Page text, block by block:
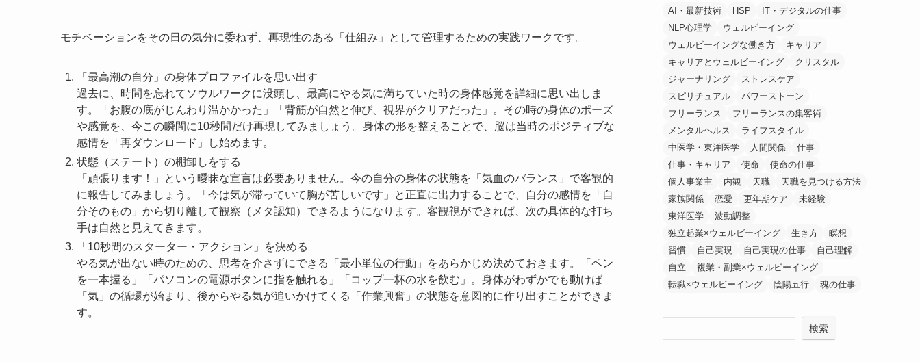
モチベーションをその日の気分に委ねず、再現性のある「仕組み」として管理するための実践ワークです。
「最高潮の自分」の身体プロファイルを思い出す
過去に、時間を忘れてソウルワークに没頭し、最高にやる気に満ちていた時の身体感覚を詳細に思い出しま
す。「お腹の底がじんわり温かかった」「背筋が自然と伸び、視界がクリアだった」。その時の身体のポーズ
や感覚を、今この瞬間に10秒間だけ再現してみましょう。身体の形を整えることで、脳は当時のポジティブな
感情を「再ダウンロード」し始めます。
状態（ステート）の棚卸しをする
「頑張ります！」という曖昧な宣言は必要ありません。今の自分の身体の状態を「気血のバランス」で客観的
に報告してみましょう。「今は気が滞っていて胸が苦しいです」と正直に出力することで、自分の感情を「自
分そのもの」から切り離して観察（メタ認知）できるようになります。客観視ができれば、次の具体的な打ち
手は自然と見えてきます。
「10秒間のスターター・アクション」を決める
やる気が出ない時のための、思考を介さずにできる「最小単位の行動」をあらかじめ決めておきます。「ペン
を一本握る」「パソコンの電源ボタンに指を触れる」「コップ一杯の水を飲む」。身体がわずかでも動けば
「気」の循環が始まり、後からやる気が追いかけてくる「作業興奮」の状態を意図的に作り出すことができま
す。
AI・最新技術 HSP
IT・デジタルの仕事
NLP心理学
ウェルビーイング
ウェルビーイングな働き方
キャリア
キャリアとウェルビーイング
クリスタル
ジャーナリング
ストレスケア
スピリチュアル
パワーストーン
フリーランス
フリーランスの集客術
メンタルヘルス
ライフスタイル
中医学・東洋医学
人間関係
仕事
仕事・キャリア
使命
使命の仕事
個人事業主
内観 天職
天職を見つける方法
家族関係
恋愛 更年期ケア
未経験
東洋医学
波動調整
独立起業×ウェルビーイング
生き方
瞑想
習慣
自己実現 自己実現の仕事
自己理解
自立
複業・副業×ウェルビーイング
転職×ウェルビーイング
陰陽五行 魂の仕事
検索